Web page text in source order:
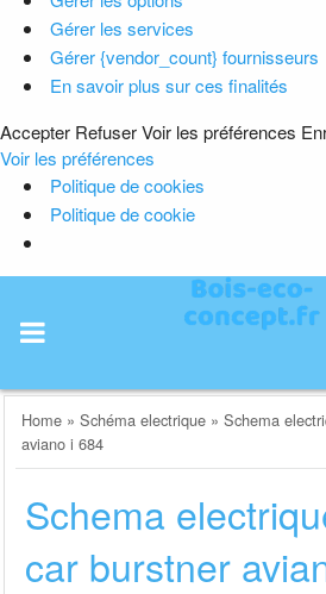
Gérer les services
Gérer {vendor_count} fournisseurs
En savoir plus sur ces finalités
Accepter RefuserVoir les préférences
Voir les préférences
Politique de cookies
Politique de cookie
content
Home »Schéma electrique »Schema
aviano i 684
Schema
car burstner